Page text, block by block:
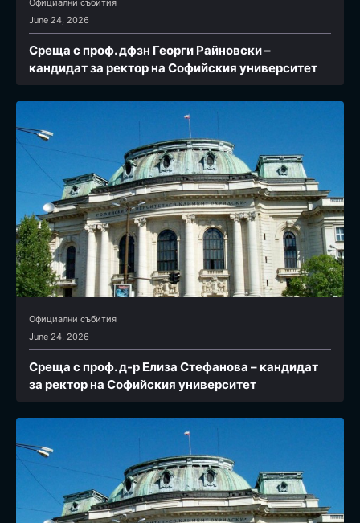
Официални събития
June 24, 2026
Среща с проф. дфзн Георги Райновски –
кандидат за ректор на Софийския университет
Официални събития
June 24, 2026
Среща с проф. д-р Елиза Стефанова – кандидат
за ректор на Софийския университет